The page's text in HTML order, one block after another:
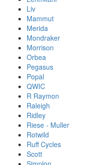
Liv
Mammut
Merida
Mondraker
Morrison
Orbea
Pegasus
Popal
QWIC
R Raymon
Raleigh
Ridley
Riese - Muller
Rotwild
Ruff Cycles
Scott